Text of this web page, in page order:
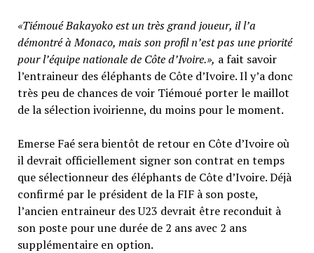
«Tiémoué Bakayoko est un très grand joueur, il l’a
démontré à Monaco, mais son profil n’est pas une priorité
pour l’équipe nationale de Côte d’Ivoire.», a fait savoir
l’entraineur des éléphants de Côte d’Ivoire. Il y’a donc
très peu de chances de voir Tiémoué porter le maillot
de la sélection ivoirienne, du moins pour le moment.
Emerse Faé sera bientôt de retour en Côte d’Ivoire où
il devrait officiellement signer son contrat en temps
que sélectionneur des éléphants de Côte d’Ivoire. Déjà
confirmé par le président de la FIF à son poste,
l’ancien entraineur des U23 devrait être reconduit à
son poste pour une durée de 2 ans avec 2 ans
supplémentaire en option.